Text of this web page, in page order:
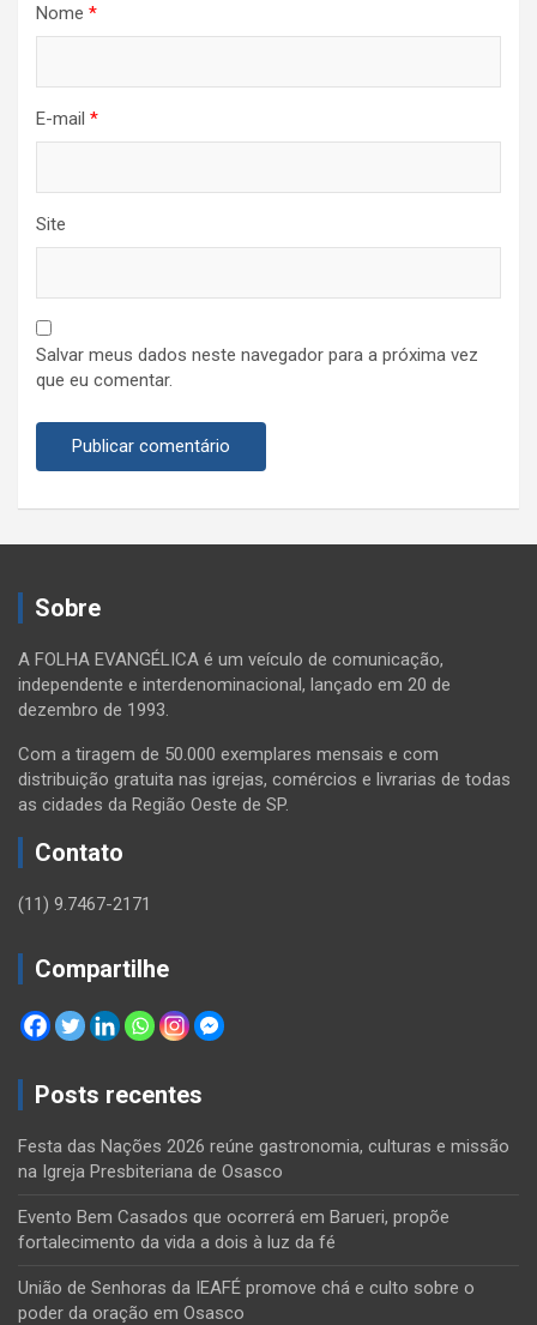
Nome *
E-mail *
Site
Salvar meus dados neste navegador para a próxima vez
que eu comentar.
Sobre
A FOLHA EVANGÉLICA é um veículo de comunicação,
independente e interdenominacional, lançado em 20 de
dezembro de 1993.
Com a tiragem de 50.000 exemplares mensais e com
distribuição gratuita nas igrejas, comércios e livrarias de todas
as cidades da Região Oeste de SP.
Contato
(11) 9.7467-2171
Compartilhe
Posts recentes
Festa das Nações 2026 reúne gastronomia, culturas e missão
na Igreja Presbiteriana de Osasco
Evento Bem Casados que ocorrerá em Barueri, propõe
fortalecimento da vida a dois à luz da fé
União de Senhoras da IEAFÉ promove chá e culto sobre o
poder da oração em Osasco